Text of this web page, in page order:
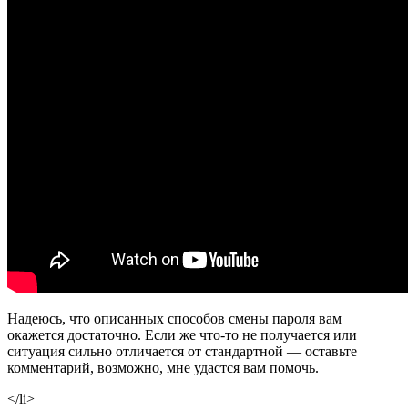
Надеюсь, что описанных способов смены пароля вам
окажется достаточно. Если же что-то не получается или
ситуация сильно отличается от стандартной — оставьте
комментарий, возможно, мне удастся вам помочь.
</li>